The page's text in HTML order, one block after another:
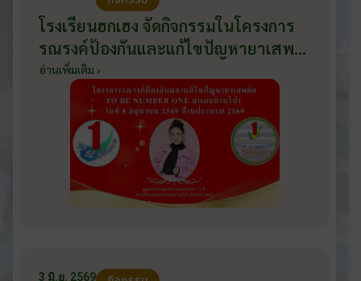
โรงเรียนฮกเฮง จัดกิจกรรมในโครงการ
รณรงค์ป้องกันและแก้ไขปัญหายาเสพ
ติด TO BE NUMBER ONE อำเภอ
บ้านโป่ง ปีงบประมาณ 2569 ให้กับ
นักเรียนแกนนำ ในวันที่ 8 มิถุนายน
2569
อ่านเพิ่มเติม ›
3 มิ.ย. 2569